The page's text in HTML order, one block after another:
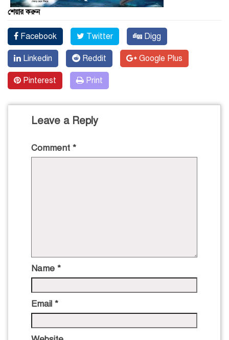
শেয়ার করুন
Facebook Twitter Digg
Linkedin Reddit Google Plus
Pinterest Print
Leave a Reply
Comment *
Name *
Email *